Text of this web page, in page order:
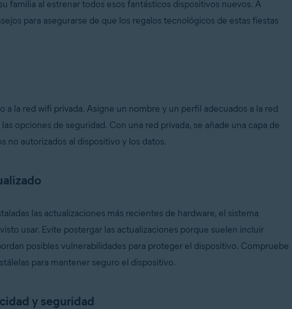
familia al estrenar todos esos fantásticos dispositivos nuevos. A
para asegurarse de que los regalos tecnológicos de estas fiestas
la red wifi privada. Asigne un nombre y un perfil adecuados a la red
opciones de seguridad. Con una red privada, se añade una capa de
no autorizados al dispositivo y los datos.
las actualizaciones más recientes de hardware, el sistema
usar. Evite postergar las actualizaciones porque suelen incluir
posibles vulnerabilidades para proteger el dispositivo. Compruebe
para mantener seguro el dispositivo.
y seguridad